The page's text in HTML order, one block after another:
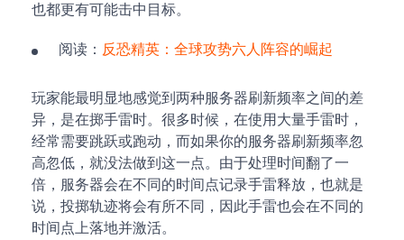
也都更有可能击中目标。
阅读： 反恐精英：全球攻势六人阵容的崛起
玩家能最明显地感觉到两种服务器刷新频率之间的差
异，是在掷手雷时。很多时候，在使用大量手雷时，
经常需要跳跃或跑动，而如果你的服务器刷新频率忽
高忽低，就没法做到这一点。由于处理时间翻了一
倍，服务器会在不同的时间点记录手雷释放，也就是
说，投掷轨迹将会有所不同，因此手雷也会在不同的
时间点上落地并激活。